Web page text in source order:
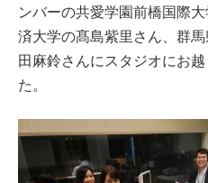
ンバーの共愛学園前橋国際
済大学の髙島紫里さん、群
田麻鈴さんにスタジオにお
た。